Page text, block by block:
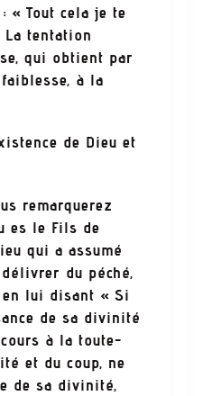
« Tout cela je te
La tentation
qui obtient par
à la
de Dieu et
remarquerez
es le Fils de
qui a assumé
du péché,
en lui disant « Si
de sa divinité
à la toute-
et du coup, ne
de sa divinité,